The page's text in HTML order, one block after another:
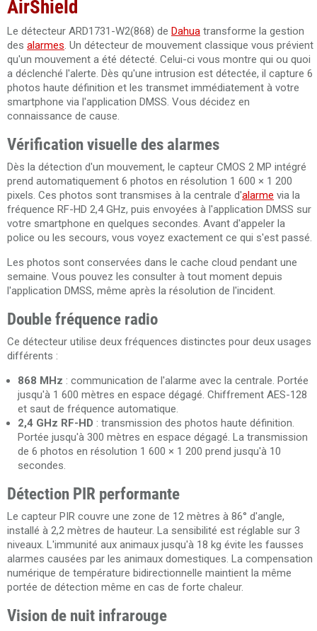
AirShield
Le détecteur ARD1731-W2(868) de Dahua transforme la gestion
des alarmes. Un détecteur de mouvement classique vous prévient
qu'un mouvement a été détecté. Celui-ci vous montre qui ou quoi
a déclenché l'alerte. Dès qu'une intrusion est détectée, il capture 6
photos haute définition et les transmet immédiatement à votre
smartphone via l'application DMSS. Vous décidez en
connaissance de cause.
Vérification visuelle des alarmes
Dès la détection d'un mouvement, le capteur CMOS 2 MP intégré
prend automatiquement 6 photos en résolution 1 600 × 1 200
pixels. Ces photos sont transmises à la centrale d'alarme via la
fréquence RF-HD 2,4 GHz, puis envoyées à l'application DMSS sur
votre smartphone en quelques secondes. Avant d'appeler la
police ou les secours, vous voyez exactement ce qui s'est passé.
Les photos sont conservées dans le cache cloud pendant une
semaine. Vous pouvez les consulter à tout moment depuis
l'application DMSS, même après la résolution de l'incident.
Double fréquence radio
Ce détecteur utilise deux fréquences distinctes pour deux usages
différents :
868 MHz : communication de l'alarme avec la centrale. Portée
jusqu'à 1 600 mètres en espace dégagé. Chiffrement AES-128
et saut de fréquence automatique.
2,4 GHz RF-HD : transmission des photos haute définition.
Portée jusqu'à 300 mètres en espace dégagé. La transmission
de 6 photos en résolution 1 600 × 1 200 prend jusqu'à 10
secondes.
Détection PIR performante
Le capteur PIR couvre une zone de 12 mètres à 86° d'angle,
installé à 2,2 mètres de hauteur. La sensibilité est réglable sur 3
niveaux. L'immunité aux animaux jusqu'à 18 kg évite les fausses
alarmes causées par les animaux domestiques. La compensation
numérique de température bidirectionnelle maintient la même
portée de détection même en cas de forte chaleur.
Vision de nuit infrarouge